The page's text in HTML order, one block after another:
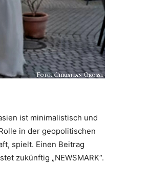
ist minimalistisch und
in der geopolitischen
spielt. Einen Beitrag
zukünftig „NEWSMARK“.